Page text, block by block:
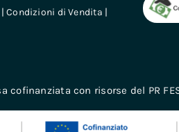
|Condizioni di Vendita |
cofinanziata con risorse del PR